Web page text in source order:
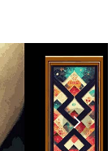
